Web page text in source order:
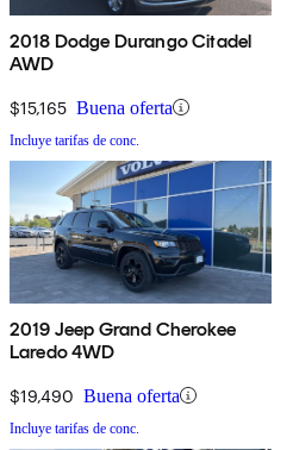
2018 Dodge Durango Citadel
AWD
$15,165 Buena oferta
Incluye tarifas de conc.
2019 Jeep Grand Cherokee
Laredo 4WD
$19,490 Buena oferta
Incluye tarifas de conc.